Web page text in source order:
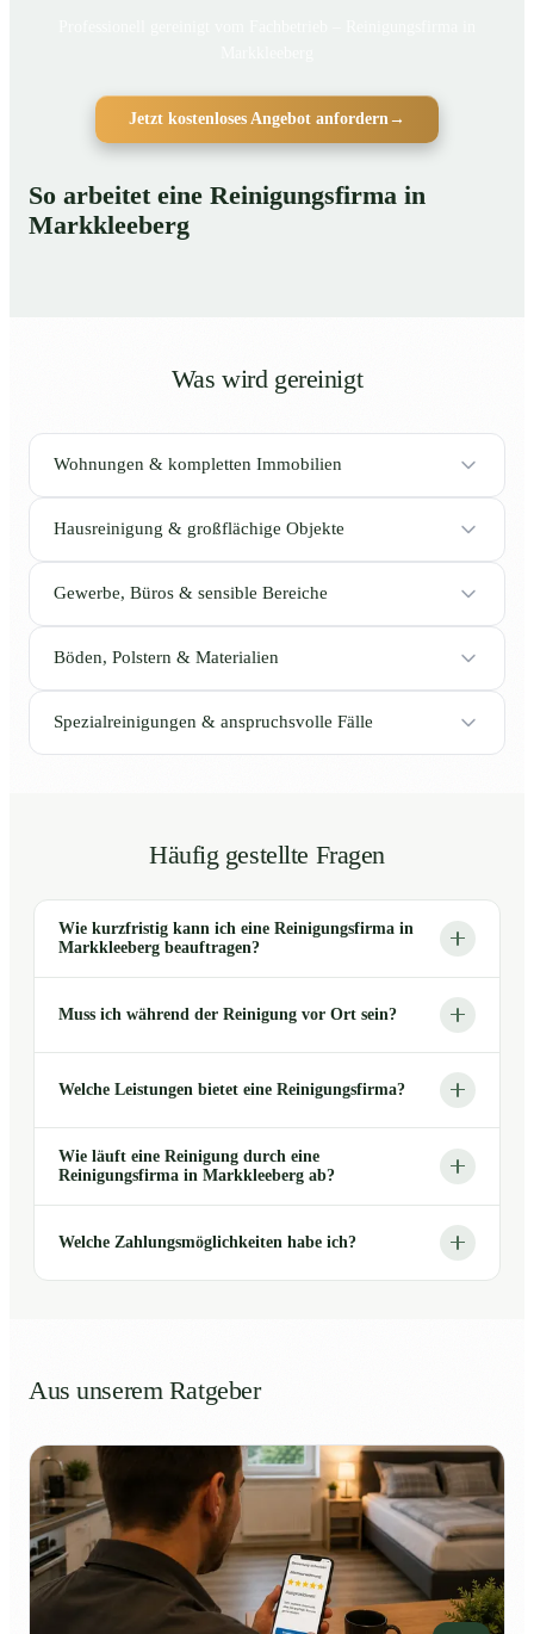
Jetzt kostenloses Angebot anfordern →
So arbeitet eine Reinigungsfirma in
Markkleeberg
Was wird gereinigt
Wohnungen & kompletten Immobilien
Hausreinigung & großflächige Objekte
Gewerbe, Büros & sensible Bereiche
Böden, Polstern & Materialien
Spezialreinigungen & anspruchsvolle Fälle
Häufig gestellte Fragen
Wie kurzfristig kann ich eine Reinigungsfirma in
Markkleeberg beauftragen?
Muss ich während der Reinigung vor Ort sein?
Welche Leistungen bietet eine Reinigungsfirma?
Wie läuft eine Reinigung durch eine
Reinigungsfirma in Markkleeberg ab?
Welche Zahlungsmöglichkeiten habe ich?
Aus unserem Ratgeber